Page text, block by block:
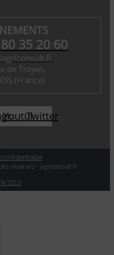
35 20 60
de Troyes,
(France)
YoutubeTwitter
réservés - agriconsult.fr
2023